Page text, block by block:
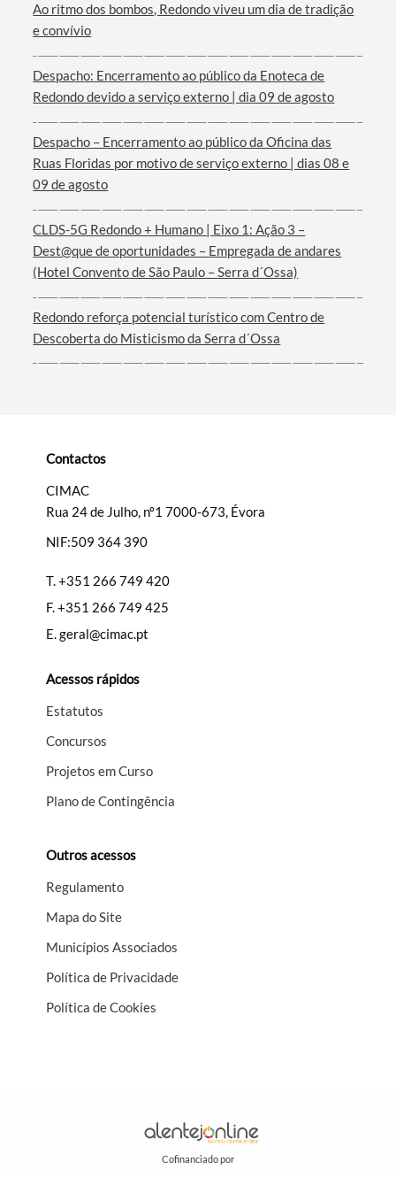
Categorias gerais
Filtros
Ao ritmo dos bombos, Redondo viveu um dia de tradição
e convívio
Despacho: Encerramento ao público da Enoteca de
Redondo devido a serviço externo | dia 09 de agosto
Despacho – Encerramento ao público da Oficina das
Ruas Floridas por motivo de serviço externo | dias 08 e
09 de agosto
CLDS-5G Redondo + Humano | Eixo 1: Ação 3 –
Dest@que de oportunidades – Empregada de andares
(Hotel Convento de São Paulo – Serra d´Ossa)
Redondo reforça potencial turístico com Centro de
Descoberta do Misticismo da Serra d´Ossa
Contactos
CIMAC
Rua 24 de Julho, nº1 7000-673, Évora
NIF:509 364 390
T.+351 266 749 420
F.+351 266 749 425
E.geral@cimac.pt
Acessos rápidos
Estatutos
Concursos
Projetos em Curso
Plano de Contingência
Outros acessos
Regulamento
Mapa do Site
Municípios Associados
Política de Privacidade
Política de Cookies
Cofinanciado por